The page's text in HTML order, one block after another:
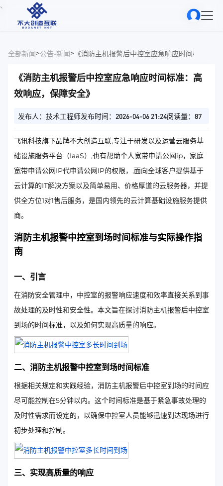
、
全部新闻>公告-新闻> 《消防主机报警后中控室应急响应时间标准：
《消防主机报警后中控室应急响应时间标准：高
效响应，保障安全》
发布人：技术工程师发布时间：2026-04-06 21:24阅读量：87
飞讯科技旗下品牌不大创造互联,专注于研发以及运营云服务基
础设施服务平台（IaaS）,也有帮助个人宽带申请公网ip，家庭
宽带申请公网IP代申请公网IP的权限，,面向全球客户提供基于
云计算的IT解决方案以及简单易用、价格厚道的云服务器，并提
供全方位1对1售后服务，是国内领先的云计算基础设施服务提供
商。
消防主机报警中控室到场时间标准与实际操作指
南
一、引言
在消防安全管理中，中控室的报警响应速度和效率直接关系到事
故处理的及时性和安全性。本文旨在探讨消防主机报警后中控室
到场的时间标准，以及如何实现高质量的响应。
二、消防主机报警中控室到场时间标准
根据相关规定和实践经验，消防主机报警后中控室到场的时间应
尽可能控制在5分钟以内。这个时间标准是基于紧急事故处理的
及时性需求而设定的，以确保中控室人员能够迅速到达现场进行
初步处理和控制。
三、实现高质量的响应